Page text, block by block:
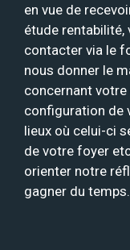
en vue de
étude rentabilité,
contacter via le
nous donner le
concernant votre
configuration de
lieux où celui-ci
de votre foyer
orienter notre
gagner du temps.